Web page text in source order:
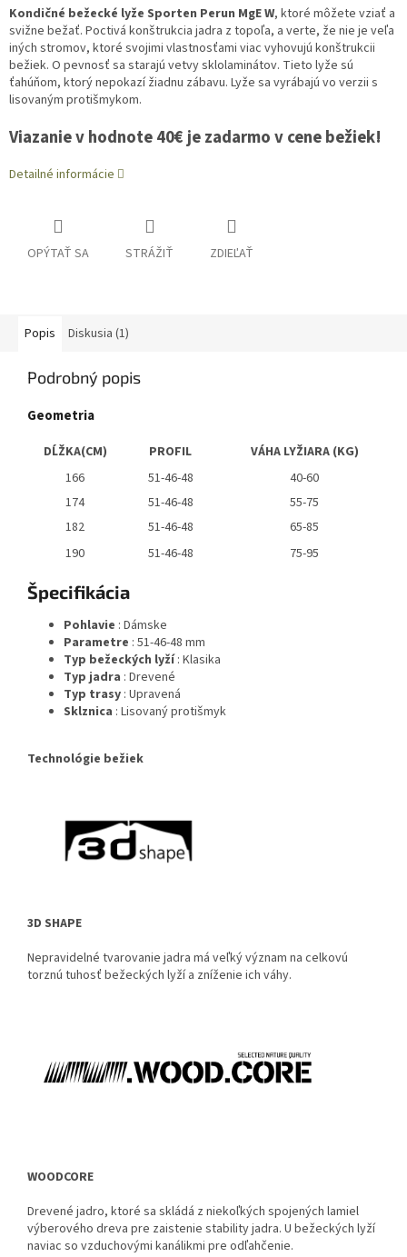
Kondičné bežecké lyže Sporten Perun MgE W, ktoré môžete vziať a
svižne bežať. Poctivá konštrukcia jadra z topoľa, a verte, že nie je veľa
iných stromov, ktoré svojimi vlastnosťami viac vyhovujú konštrukcii
bežiek. O pevnosť sa starajú vetvy sklolaminátov. Tieto lyže sú
ťahúňom, ktorý nepokazí žiadnu zábavu. Lyže sa vyrábajú vo verzii s
lisovaným protišmykom.
Viazanie v hodnote 40€ je zadarmo v cene bežiek!
Detailné informácie
OPÝTAŤ SA STRÁŽIŤ ZDIEĽAŤ
Popis Diskusia (1)
Podrobný popis
Geometria
DĹŽKA(CM) PROFIL
VÁHA LYŽIARA (KG)
166
51-46-48
40-60
174
51-46-48
55-75
182
51-46-48
65-85
190
51-46-48 75-95
Špecifikácia
Pohlavie : Dámske
Parametre : 51-46-48 mm
Typ bežeckých lyží: Klasika
Typ jadra : Drevené
Typ trasy : Upravená
Sklznica : Lisovaný protišmyk
Technológie bežiek
3D SHAPE
Nepravidelné tvarovanie jadra má veľký význam na celkovú
torznú tuhosť bežeckých lyží a zníženie ich váhy.
WOODCORE
Drevené jadro, ktoré sa skládá z niekoľkých spojených lamiel
výberového dreva pre zaistenie stability jadra. U bežeckých lyží
naviac so vzduchovými kanálikmi pre odľahčenie.